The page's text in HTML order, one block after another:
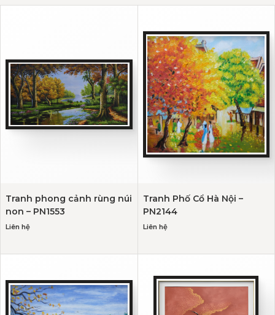
Tranh phong cảnh rùng núi
non – PN1553
Liên hệ
Tranh Phố Cổ Hà Nội –
PN2144
Liên hệ